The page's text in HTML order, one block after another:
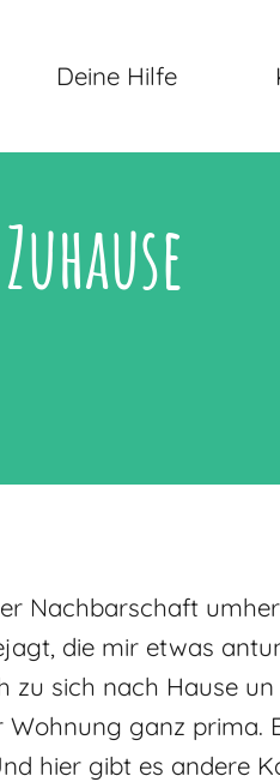
Deine Hilfe
Nachbarschaft
die mir etwas
zu sich nach Hause
ganz prima.
hier gibt es andere